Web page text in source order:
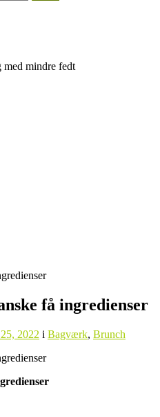
med mindre fedt
få ingredienser
2022 i Bagværk, Brunch